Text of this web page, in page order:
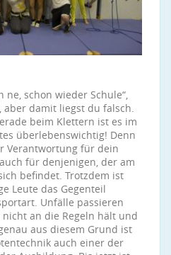
ne, schon wieder Schule“,
damit liegst du falsch.
beim Klettern ist es im
überlebenswichtig! Denn
Verantwortung für dein
für denjenigen, der am
befindet. Trotzdem ist
Leute das Gegenteil
Unfälle passieren
an die Regeln hält und
aus diesem Grund ist
auch einer der